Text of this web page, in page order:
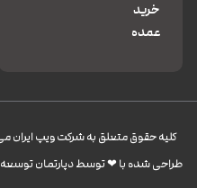
خرید
عمده
کليه حقوق متعلق به شرکت ویپ ایران می
طراحی شده با ❤︎ توسط دپارتمان توسعه